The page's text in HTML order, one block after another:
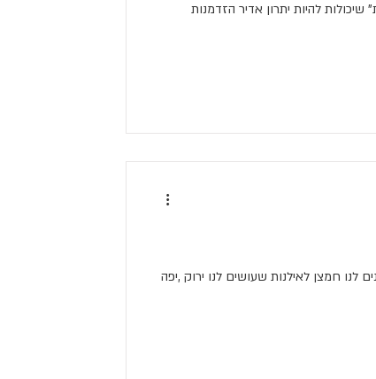
שיכולות להיות יתרון אדיר הזדמנות
לנו חמצן לאילנות שעושים לנו ירוק ,יפה